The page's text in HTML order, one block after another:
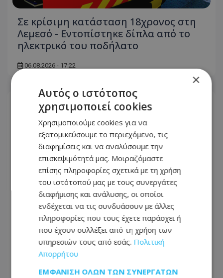
Σε κρίσιμη κατάσταση 18χρονος στη
Λεμεσό - Εντοπίστηκε δίπλα από το
ηλεκτρικό του ποδήλατο
06.08.2026 - 17:22
Στο Κακουργιοδικείο οι πέντε για
τρομοκρατία – Στο επίκεντρο
ισραηλινοί στόχοι στην Κύπρο
×
Αυτός ο ιστότοπος
χρησιμοποιεί cookies
Χρησιμοποιούμε cookies για να
εξατομικεύσουμε το περιεχόμενο, τις
διαφημίσεις και να αναλύσουμε την
επισκεψιμότητά μας. Μοιραζόμαστε
επίσης πληροφορίες σχετικά με τη χρήση
του ιστότοπού μας με τους συνεργάτες
διαφήμισης και ανάλυσης, οι οποίοι
ενδέχεται να τις συνδυάσουν με άλλες
πληροφορίες που τους έχετε παράσχει ή
που έχουν συλλέξει από τη χρήση των
υπηρεσιών τους από εσάς. Πολιτική
Απορρήτου
ΕΜΦΆΝΙΣΗ ΌΛΩΝ ΤΩΝ ΣΥΝΕΡΓΑΤΏΝ